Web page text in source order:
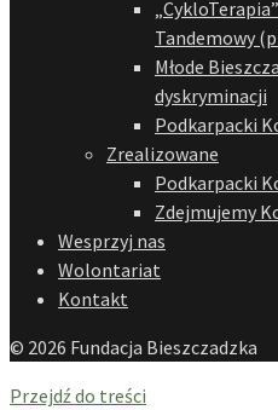
Tandemowy
Młode
dyskryminacji
Podkarpacki
Zrealizowane
Podkarpacki
Zdejmujemy
Wesprzyj nas
Wolontariat
Kontakt
© 2026 Fundacja Bieszczadzka
Przejdź do treści